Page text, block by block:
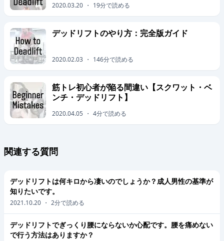
2020.03.20 ・ 19分で読める
デッドリフトのやり方：完全版ガイド
2020.02.03 ・ 146分で読める
筋トレ初心者が陥る間違い【スクワット・ベ
ンチ・デッドリフト】
2020.04.05 ・ 4分で読める
関連する質問
デッドリフトは何キロから凄いのでしょうか？成人男性の基準が
知りたいです。
2021.10.20 ・ 2分で読める
デッドリフトでぎっくり腰にならないか心配です。腰を痛めない
で行う方法はありますか？